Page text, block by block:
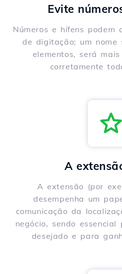
Evite
Números e hífens podem
de digitação; um nome
elementos, será
corretamente
A
A extensão (por
desempenha um
comunicação da
negócio, sendo
desejado e para